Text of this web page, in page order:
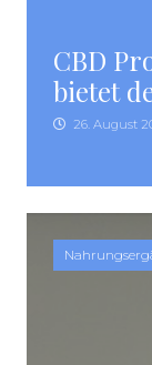
CBD
bietet
26. August